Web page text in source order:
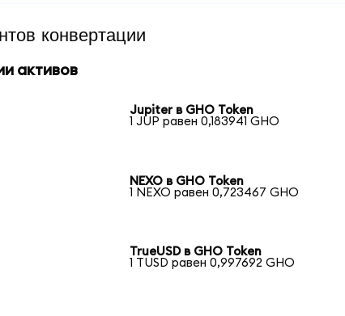
конвертации
активов
Jupiter в GHO Token
1 JUP равен 0,183941 GHO
NEXO в GHO Token
1 NEXO равен 0,723467 GHO
TrueUSD в GHO Token
1 TUSD равен 0,997692 GHO